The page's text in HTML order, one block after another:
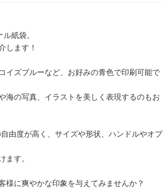
紙袋。
します！
イズブルーなど、お好みの青色で印刷可能で
海の写真、イラストを美しく表現するのもお
由度が高く、サイズや形状、ハンドルやオプ
ます。
様に爽やかな印象を与えてみませんか？